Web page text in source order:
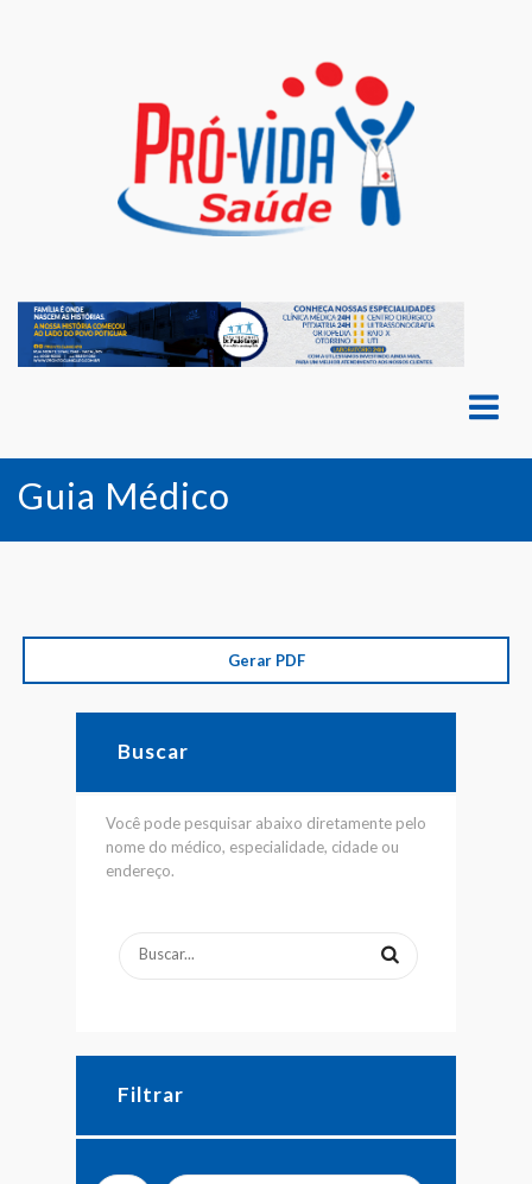
Guia Médico
Gerar PDF
Buscar
Você pode pesquisar abaixo diretamente pelo
nome do médico, especialidade, cidade ou
endereço.
Filtrar